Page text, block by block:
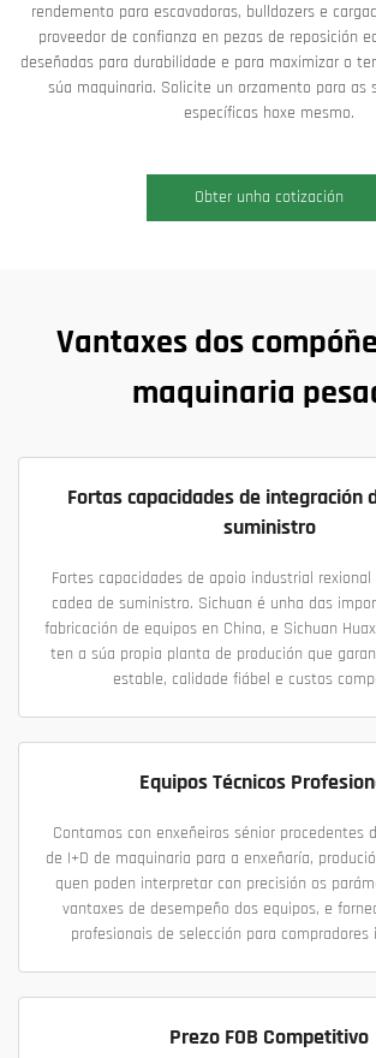
rendemento para escavadoras, bulldozers e
proveedor de confianza en pezas de reposición
deseñadas para durabilidade e para maximizar o
súa maquinaria. Solicite un orzamento para as
específicas hoxe mesmo.
Obter unha cotización
Vantaxes dos
maquinaria
Fortas capacidades de integración
suministro
Fortes capacidades de apoio industrial
cadea de suministro. Sichuan é unha das
fabricación de equipos en China, e Sichuan
ten a súa propia planta de produción que
estable, calidade fiábel e custos
Equipos Técnicos
Contamos con enxeñeiros sénior procedentes
de I+D de maquinaria para a enxeñaría,
quen poden interpretar con precisión os
vantaxes de desempeño dos equipos, e
profesionais de selección para compradores
Prezo FOB Competitivo